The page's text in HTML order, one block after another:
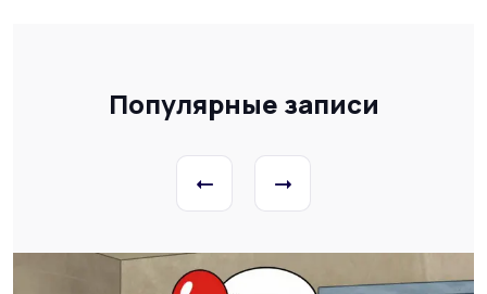
Популярные записи